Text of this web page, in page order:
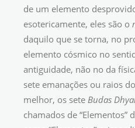
de um elemento
esotericamente, eles são o
daquilo que se torna, no
elemento cósmico no
antiguidade, não no da
sete emanações ou raios
melhor, os sete Budas
chamados de